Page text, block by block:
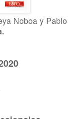
Noboa y Pablo